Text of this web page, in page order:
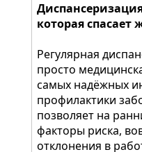
которая спасает
Регулярная
просто
самых надёжных
профилактики
позволяет на
факторы риска,
отклонения в